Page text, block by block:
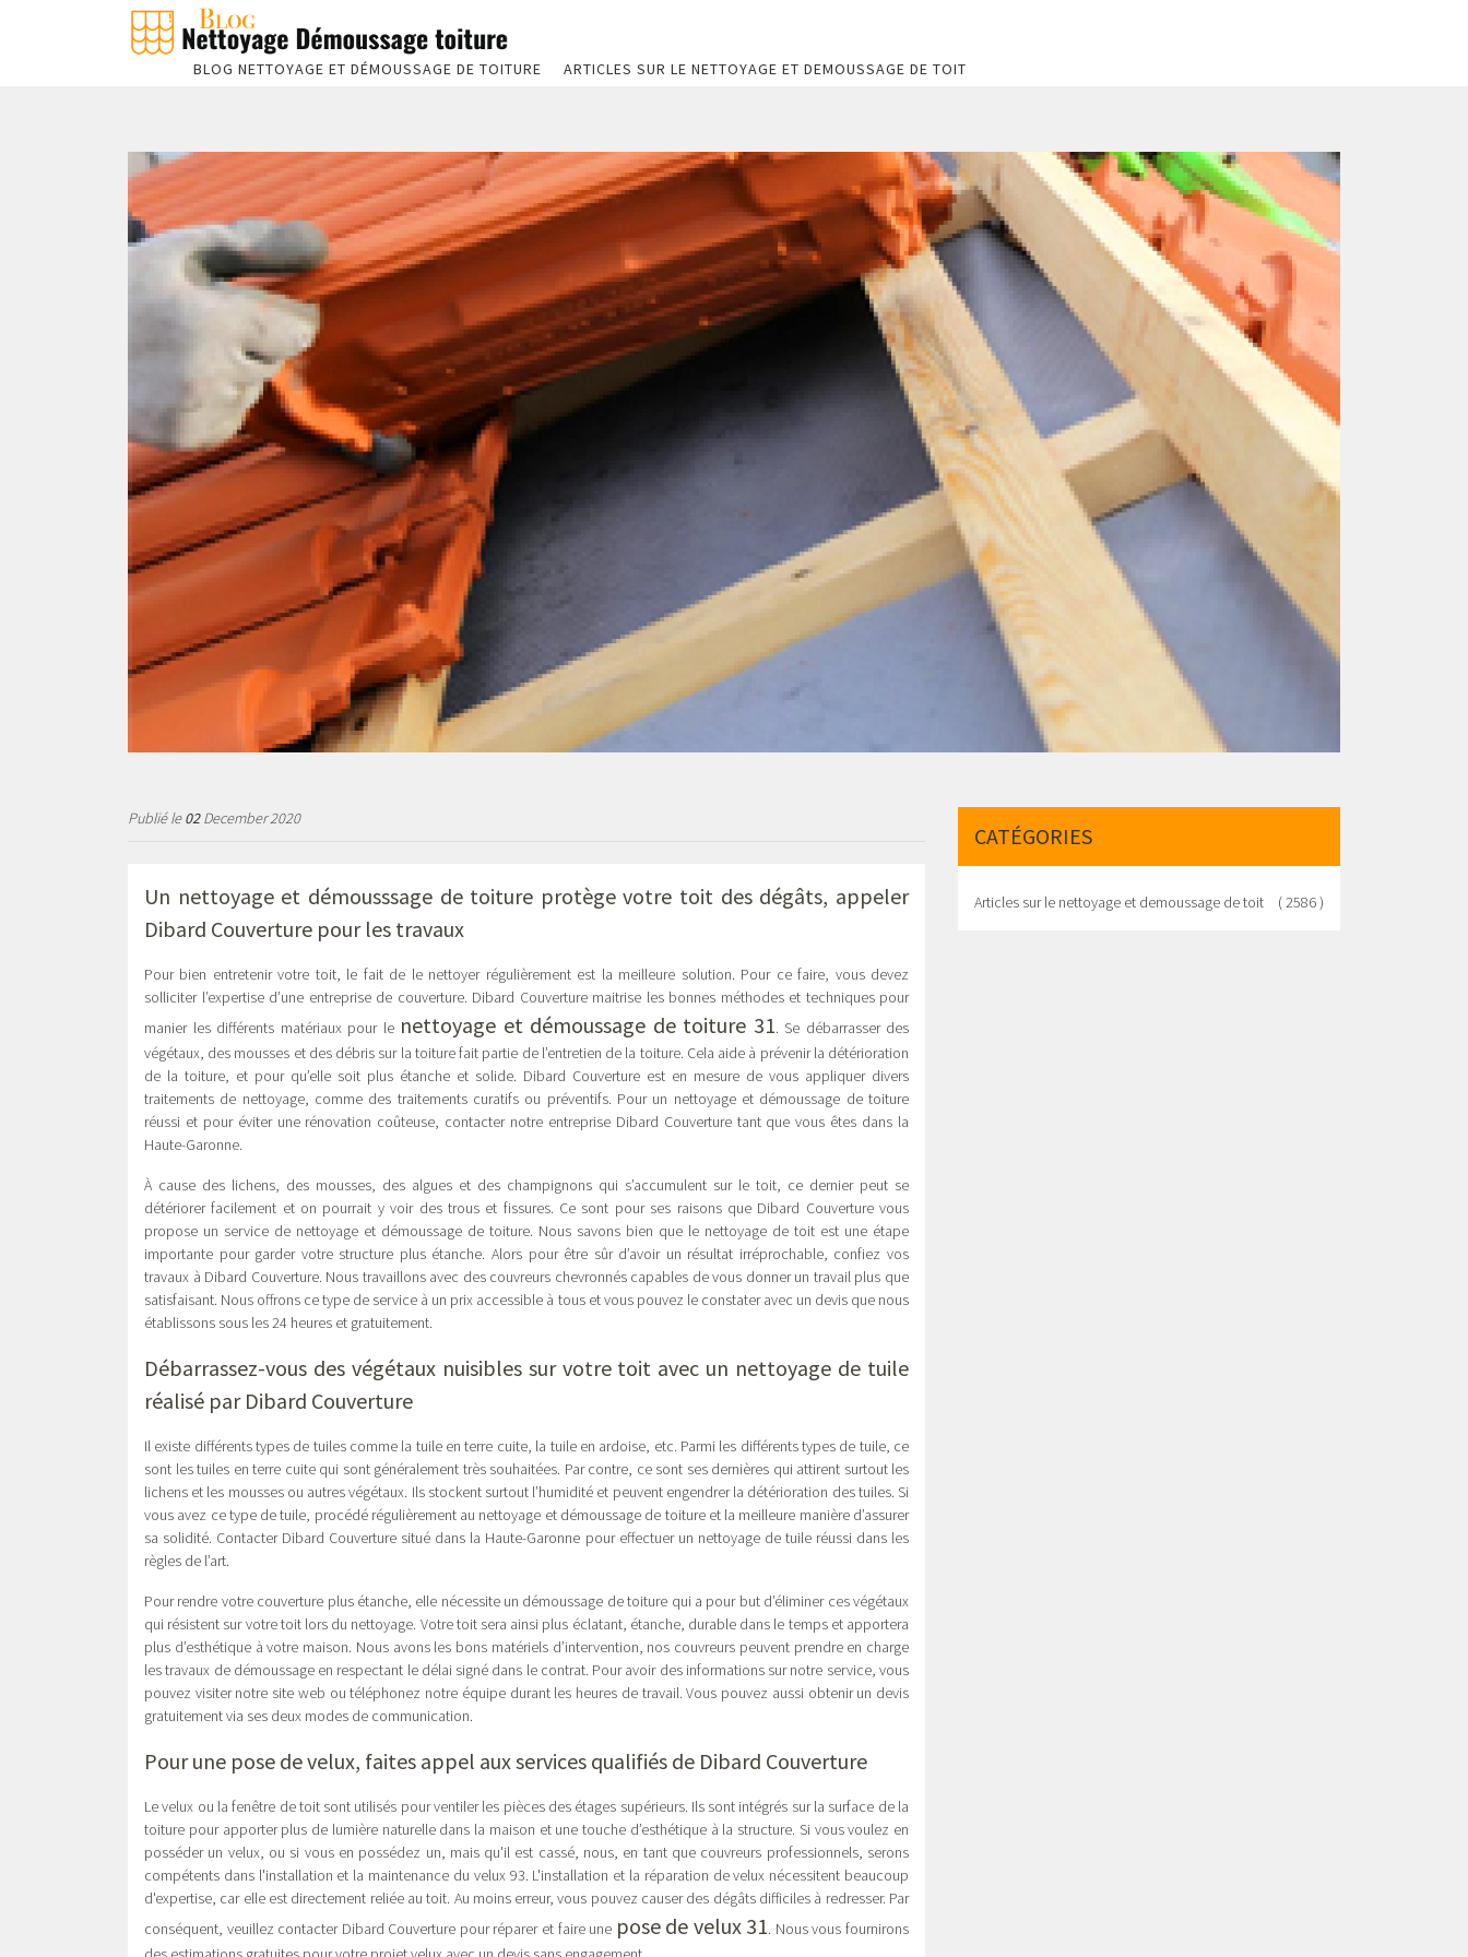
BLOG NETTOYAGE ET DÉMOUSSAGE DE TOITURE ARTICLES SUR LE NETTOYAGE ET DEMOUSSAGE DE TOIT
Publié le02December 2020
Un nettoyage et démousssage de toiture protège votre toit des dégâts, appeler
Dibard Couverture pour les travaux
Pour bien entretenir votre toit, le fait de le nettoyer régulièrement est la meilleure solution. Pour ce faire, vous devez
solliciter l’expertise d’une entreprise de couverture. Dibard Couverture maitrise les bonnes méthodes et techniques pour
manier les différents matériaux pour le nettoyage et démoussage de toiture 31. Se débarrasser des
végétaux, des mousses et des débris sur la toiture fait partie de l’entretien de la toiture. Cela aide à prévenir la détérioration
de la toiture, et pour qu’elle soit plus étanche et solide. Dibard Couverture est en mesure de vous appliquer divers
traitements de nettoyage, comme des traitements curatifs ou préventifs. Pour un nettoyage et démoussage de toiture
réussi et pour éviter une rénovation coûteuse, contacter notre entreprise Dibard Couverture tant que vous êtes dans la
Haute-Garonne.
À cause des lichens, des mousses, des algues et des champignons qui s’accumulent sur le toit, ce dernier peut se
détériorer facilement et on pourrait y voir des trous et fissures. Ce sont pour ses raisons que Dibard Couverture vous
propose un service de nettoyage et démoussage de toiture. Nous savons bien que le nettoyage de toit est une étape
importante pour garder votre structure plus étanche. Alors pour être sûr d’avoir un résultat irréprochable, confiez vos
travaux à Dibard Couverture. Nous travaillons avec des couvreurs chevronnés capables de vous donner un travail plus que
satisfaisant. Nous offrons ce type de service à un prix accessible à tous et vous pouvez le constater avec un devis que nous
établissons sous les 24 heures et gratuitement.
Débarrassez-vous des végétaux nuisibles sur votre toit avec un nettoyage de tuile
réalisé par Dibard Couverture
Il existe différents types de tuiles comme la tuile en terre cuite, la tuile en ardoise, etc. Parmi les différents types de tuile, ce
sont les tuiles en terre cuite qui sont généralement très souhaitées. Par contre, ce sont ses dernières qui attirent surtout les
lichens et les mousses ou autres végétaux. Ils stockent surtout l’humidité et peuvent engendrer la détérioration des tuiles. Si
vous avez ce type de tuile, procédé régulièrement au nettoyage et démoussage de toiture et la meilleure manière d’assurer
sa solidité. Contacter Dibard Couverture situé dans la Haute-Garonne pour effectuer un nettoyage de tuile réussi dans les
règles de l’art.
Pour rendre votre couverture plus étanche, elle nécessite un démoussage de toiture qui a pour but d’éliminer ces végétaux
qui résistent sur votre toit lors du nettoyage. Votre toit sera ainsi plus éclatant, étanche, durable dans le temps et apportera
plus d’esthétique à votre maison. Nous avons les bons matériels d’intervention, nos couvreurs peuvent prendre en charge
les travaux de démoussage en respectant le délai signé dans le contrat. Pour avoir des informations sur notre service, vous
pouvez visiter notre site web ou téléphonez notre équipe durant les heures de travail. Vous pouvez aussi obtenir un devis
gratuitement via ses deux modes de communication.
Pour une pose de velux, faites appel aux services qualifiés de Dibard Couverture
Le velux ou la fenêtre de toit sont utilisés pour ventiler les pièces des étages supérieurs. Ils sont intégrés sur la surface de la
toiture pour apporter plus de lumière naturelle dans la maison et une touche d’esthétique à la structure. Si vous voulez en
posséder un velux, ou si vous en possédez un, mais qu'il est cassé, nous, en tant que couvreurs professionnels, serons
compétents dans l'installation et la maintenance du velux 93. L'installation et la réparation de velux nécessitent beaucoup
d'expertise, car elle est directement reliée au toit. Au moins erreur, vous pouvez causer des dégâts difficiles à redresser. Par
conséquent, veuillez contacter Dibard Couverture pour réparer et faire une pose de velux 31. Nous vous fournirons
CATÉGORIES
Articles sur le nettoyage et demoussage de toit ( 2586 )